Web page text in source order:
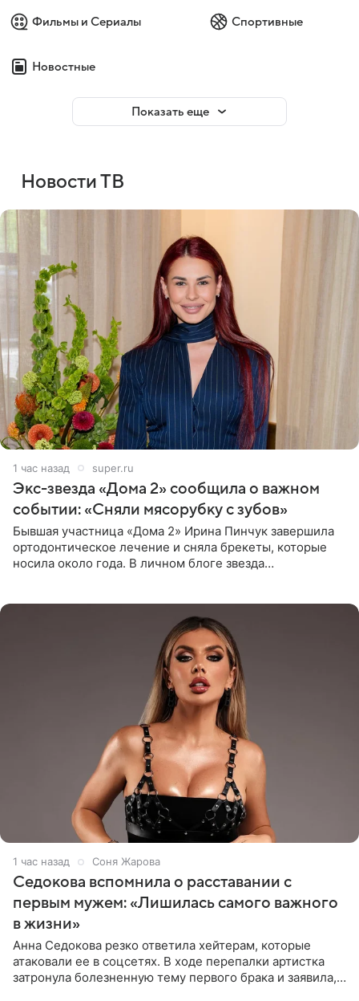
Фильмы и Сериалы Спортивные
Новостные
Показать еще
Новости ТВ
1 час назад super.ru
Экс-звезда «Дома 2» сообщила о важном
событии: «Сняли мясорубку с зубов»
Бывшая участница «Дома 2» Ирина Пинчук завершила
ортодонтическое лечение и сняла брекеты, которые
носила около года. В личном блоге звезда
1 час назад Соня Жарова
Седокова вспомнила о расставании с
первым мужем: «Лишилась самого важного
в жизни»
Анна Седокова резко ответила хейтерам, которые
атаковали ее в соцсетях. В ходе перепалки артистка
затронула болезненную тему первого брака и заявила,